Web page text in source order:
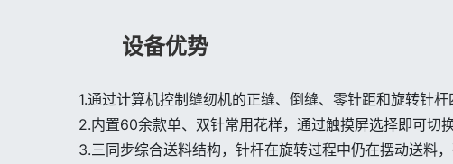
设备优势
1.通过计算机控制缝纫机的正缝、倒缝、零针距和旋转针
2.内置60余款单、双针常用花样，通过触摸屏选择即可切
3.三同步综合送料结构，针杆在旋转过程中仍在摆动送料